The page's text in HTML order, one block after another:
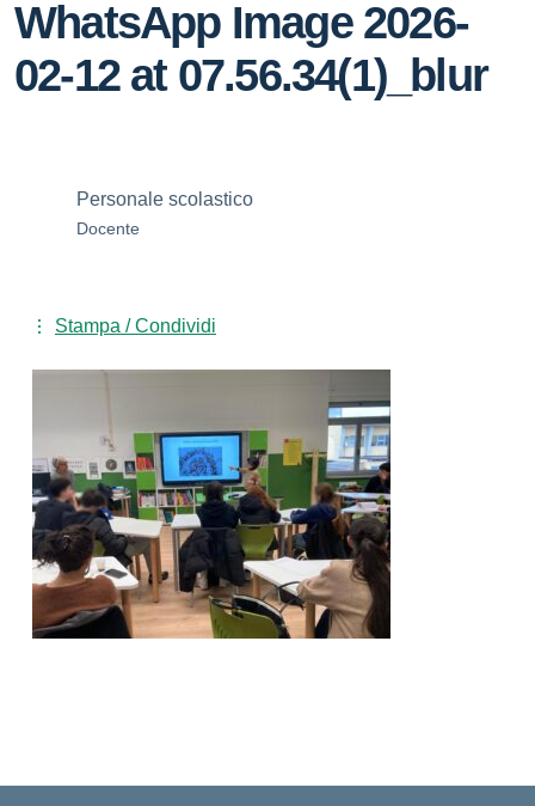
WhatsApp Image 2026-
02-12 at 07.56.34(1)_blur
Personale scolastico
Docente
Stampa / Condividi